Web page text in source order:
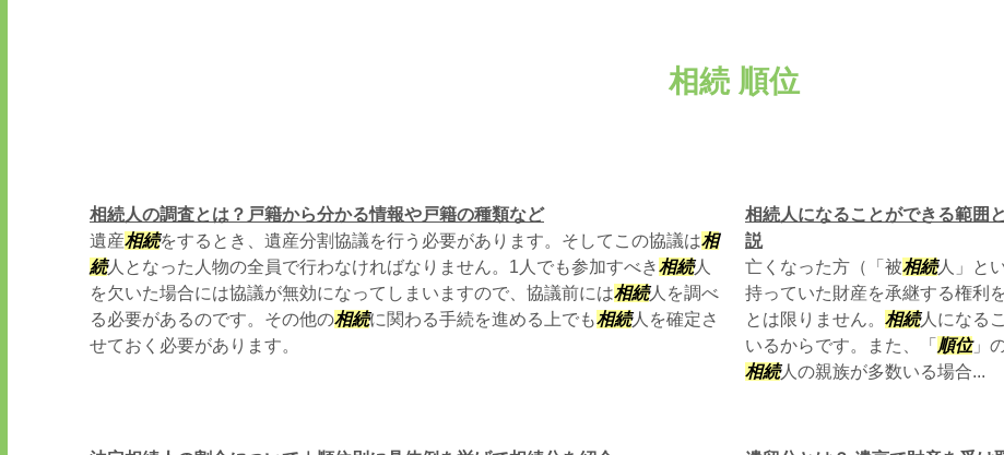
相続 順位
相続人の調査とは？戸籍から分かる情報や戸籍の種類など
遺産相続をするとき、遺産分割協議を行う必要があります。そしてこの協議は相
続人となった人物の全員で行わなければなりません。1人でも参加すべき相続人
を欠いた場合には協議が無効になってしまいますので、協議前には相続人を調べ
る必要があるのです。その他の相続に関わる手続を進める上でも相続人を確定さ
せておく必要があります。
相続人になることができる範囲
説
亡くなった方（「被相続人」と
持っていた財産を承継する権利
とは限りません。 相続人になる
いるからです。また、「 順位」
相続人の親族が多数いる場合...